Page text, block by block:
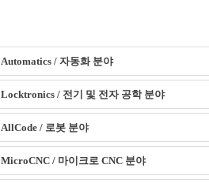
Automatics / 자동화 분야
Locktronics / 전기 및 전자 공학 분야
AllCode / 로봇 분야
MicroCNC / 마이크로 CNC 분야